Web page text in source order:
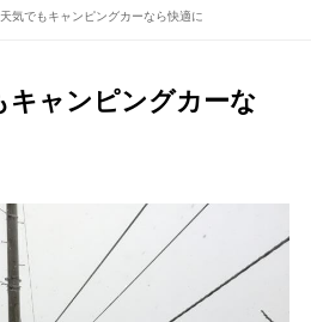
気でもキャンピングカーなら快適に
キャンピングカーな